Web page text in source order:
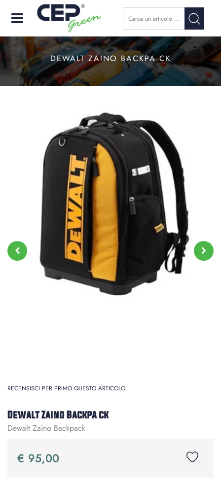
Open
DEWALT ZAINO BACKPA CK
RECENSISCI PER PRIMO QUESTO ARTICOLO
Dewalt Zaino Backpa ck
Dewalt Zaino Backpack
€ 95,00